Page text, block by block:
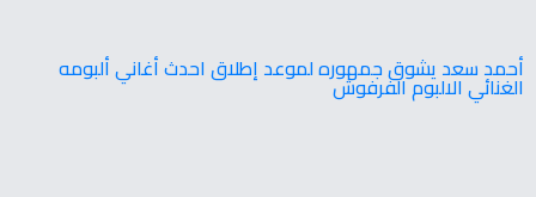
أحمد سعد يشوق جمهوره لموعد إطلاق احدث أغاني ألبومه
الغنائي الالبوم الفرفوش